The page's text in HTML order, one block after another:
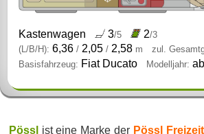
Kastenwagen 3/5 2/3
(L/B/H): 6,36/ 2,05/ 2,58 m zul.
Basisfahrzeug: Fiat Ducato Modelljahr:
Pössl ist eine Marke der Pössl